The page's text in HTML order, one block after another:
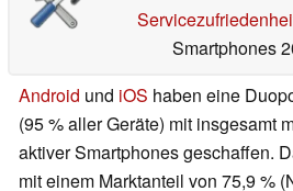
Smartphones
Android und iOS haben eine
(95 % aller Geräte) mit insgesamt
aktiver Smartphones geschaffen.
mit einem Marktanteil von 75,9 %